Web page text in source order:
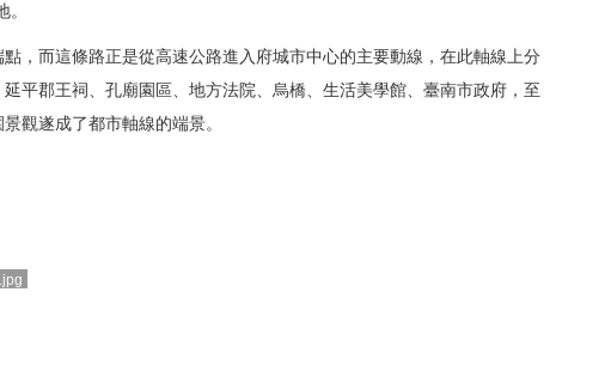
，而這條路正是從高速公路進入府城市中心的主要動線，在此軸線上分
平郡王祠、孔廟園區、地方法院、烏橋、生活美學館、臺南市政府，至
觀遂成了都市軸線的端景。